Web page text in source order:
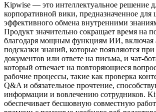
Kipwise — это интеллектуальное решение
корпоративной вики, предназначенное для
эффективного обмена внутренними
Продукт значительно сокращает время на
благодаря мощным функциям ИИ, включая
подсказки знаний, которые появляются
документов или ответе на письма, и чат-
который отвечает на повторяющиеся
рабочие процессы, такие как проверка
Q&A и обязательное прочтение,
информации и вовлечению сотрудников.
обеспечивает бесшовную совместную